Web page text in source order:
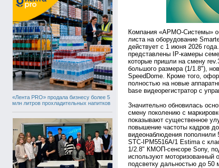
«Лента PRO» продала бизнесу более 5
млн литров прохладительных напитков
Компания «АРМО-Системы»
листа на оборудование
действует с 1 июня 2026
представлены IP-камеры
которые пришли на смену
большого размера (1/1.8"),
SpeedDome. Кроме того,
полностью на новые
base видеорегистратор с
Значительно обновилась
смену поколению с
показывают существенное
повышение частоты кадров
видеонаблюдения
STC-IPM5516A/1 Estima с
1/2.8" КМОП-сенсоре Sony,
используют
подсветку дальностью до 50